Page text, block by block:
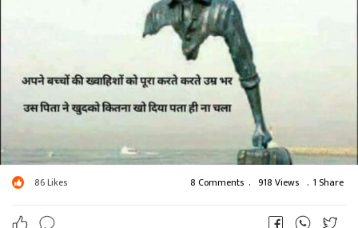
86Likes 8 Comments . 918 Views . 1 Share